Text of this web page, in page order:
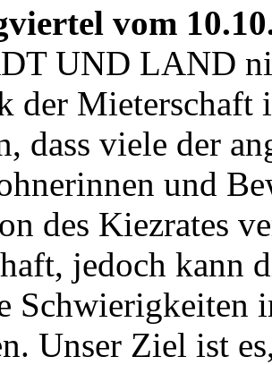
vom
UND LAND
der Mieterschaft
dass viele der
und
des Kiezrates
jedoch kann
Schwierigkeiten
Unser Ziel ist